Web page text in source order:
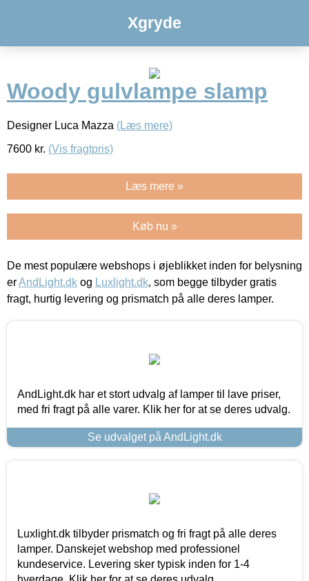
Xgryde
Woody gulvlampe slamp
Designer Luca Mazza (Læs mere)
7600 kr. (Vis fragtpris)
Læs mere »
Køb nu »
De mest populære webshops i øjeblikket inden for belysning
erAndLight.dk og Luxlight.dk, som begge tilbyder gratis
fragt, hurtig levering og prismatch på alle deres lamper.
AndLight.dk har et stort udvalg af lamper til lave priser,
med fri fragt på alle varer. Klik her for at se deres udvalg.
Se udvalget på AndLight.dk
Luxlight.dk tilbyder prismatch og fri fragt på alle deres
lamper. Danskejet webshop med professionel
kundeservice. Levering sker typisk inden for 1-4